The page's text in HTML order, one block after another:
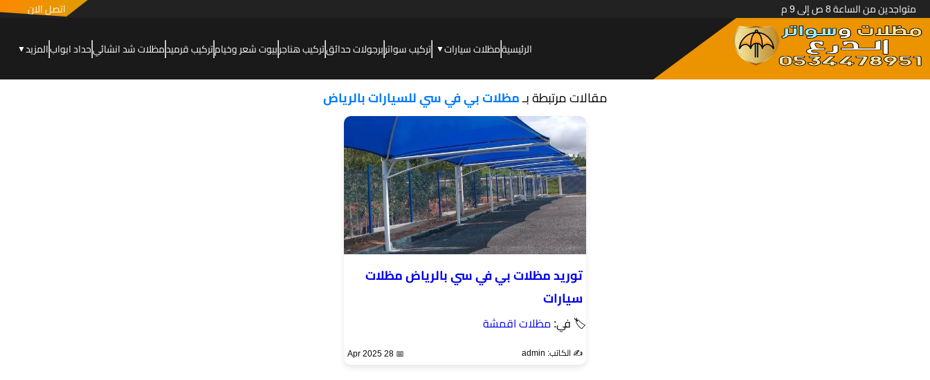
متواجدين من الساعة 8 ص إلى 9 م اتصل الان
الرئيسيةمظلات سيارات▼ تركيب سواتربرجولات حدائقتركيب هناجربيوت شعر وخيامتركيب قرميدمظلات شد انشائيحداد ابوابالمزيد▼
مقالات مرتبطة بـمظلات بي في سي للسيارات بالرياض
توريد مظلات بي في سي بالرياض مظلات
سيارات
🏷 في: مظلات اقمشة
✍️ الكاتب: admin 📅 28 Apr 2025